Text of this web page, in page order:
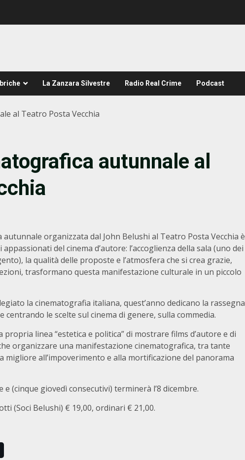
La Zanzara Silvestre Radio Real Crime Podcast
al Teatro Posta Vecchia
autunnale al
organizzata dal John Belushi al Teatro Posta Vecchia è
del cinema d’autore: l’accoglienza della sala (uno dei
la qualità delle proposte e l’atmosfera che si crea grazie,
trasformano questa manifestazione culturale in un piccolo
la cinematografia italiana, quest’anno dedicano la rassegna
le scelte sul cinema di genere, sulla commedia.
linea “estetica e politica” di mostrare films d’autore e di
organizzare una manifestazione cinematografica, tra tante
migliore all’impoverimento e alla mortificazione del panorama
(cinque giovedì consecutivi) terminerà l’8 dicembre.
(Soci Belushi) € 19,00, ordinari € 21,00.